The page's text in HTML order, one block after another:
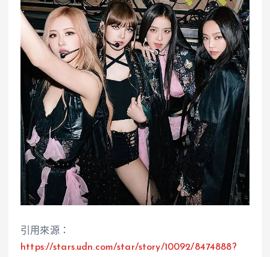
引用來源：
https://stars.udn.com/star/story/10092/8474888?